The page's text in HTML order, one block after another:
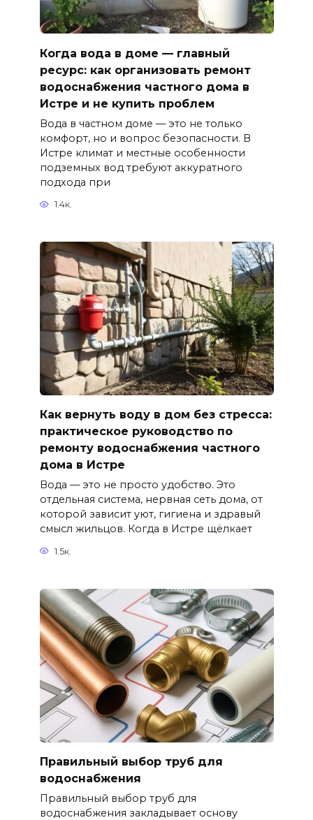
Когда вода в доме — главный
ресурс: как организовать ремонт
водоснабжения частного дома в
Истре и не купить проблем
Вода в частном доме — это не только
комфорт, но и вопрос безопасности. В
Истре климат и местные особенности
подземных вод требуют аккуратного
подхода при
1.4к.
Как вернуть воду в дом без стресса:
практическое руководство по
ремонту водоснабжения частного
дома в Истре
Вода — это не просто удобство. Это
отдельная система, нервная сеть дома, от
которой зависит уют, гигиена и здравый
смысл жильцов. Когда в Истре щёлкает
1.5к.
Правильный выбор труб для
водоснабжения
Правильный выбор труб для
водоснабжения закладывает основу